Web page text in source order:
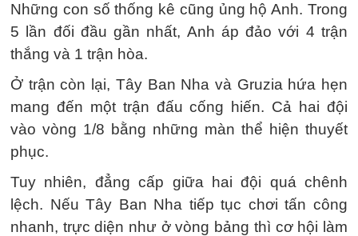
Những con số thống kê cũng ủng hộ Anh. Trong
5 lần đối đầu gần nhất, Anh áp đảo với 4 trận
thắng và 1 trận hòa.
Ở trận còn lại, Tây Ban Nha và Gruzia hứa hẹn
mang đến một trận đấu cống hiến. Cả hai đội
vào vòng 1/8 bằng những màn thể hiện thuyết
phục.
Tuy nhiên, đẳng cấp giữa hai đội quá chênh
lệch. Nếu Tây Ban Nha tiếp tục chơi tấn công
nhanh, trực diện như ở vòng bảng thì cơ hội làm